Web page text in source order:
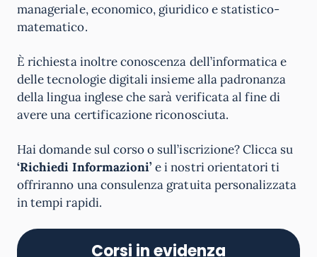
manageriale, economico, giuridico e statistico-
matematico.
È richiesta inoltre conoscenza dell’informatica e
delle tecnologie digitali insieme alla padronanza
della lingua inglese che sarà verificata al fine di
avere una certificazione riconosciuta.
Hai domande sul corso o sull’iscrizione? Clicca su
‘Richiedi Informazioni’e i nostri orientatori ti
offriranno una consulenza gratuita personalizzata
in tempi rapidi.
Corsi in evidenza